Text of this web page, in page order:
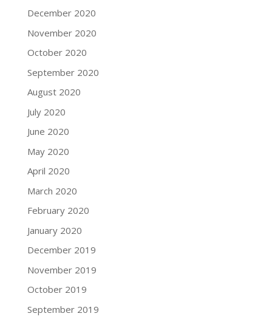
December 2020
November 2020
October 2020
September 2020
August 2020
July 2020
June 2020
May 2020
April 2020
March 2020
February 2020
January 2020
December 2019
November 2019
October 2019
September 2019